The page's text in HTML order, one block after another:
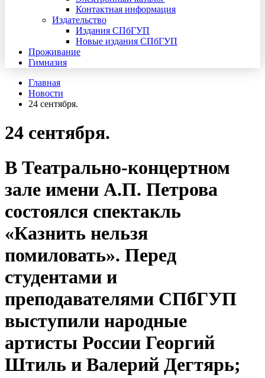
Контактная информация
Издательство
Издания СПбГУП
Новые издания СПбГУП
Проживание
Гимназия
Главная
Новости
24 сентября.
24 сентября.
В Театрально-концертном
зале имени А.П. Петрова
состоялся спектакль
«Казнить нельзя
помиловать». Перед
студентами и
преподавателями СПбГУП
выступили народные
артисты России Георгий
Штиль и Валерий Дегтярь;